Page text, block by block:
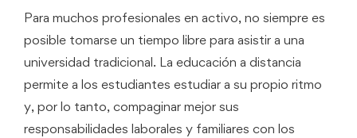
Para muchos profesionales en activo, no siempre es
posible tomarse un tiempo libre para asistir a una
universidad tradicional. La educación a distancia
permite a los estudiantes estudiar a su propio ritmo
y, por lo tanto, compaginar mejor sus
responsabilidades laborales y familiares con los